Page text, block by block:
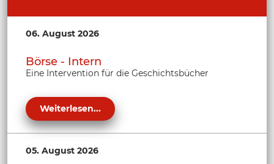
06. August 2026
Börse - Intern
Eine Intervention für die Geschichtsbücher
Weiterlesen...
05. August 2026